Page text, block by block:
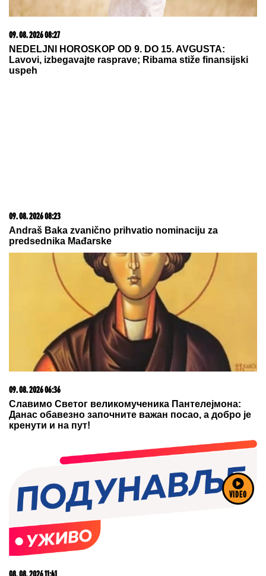
VIDEO
09. 08. 2026 08:27
NEDELJNI HOROSKOP OD 9. DO 15. AVGUSTA:
Lavovi, izbegavajte rasprave; Ribama stiže finansijski
uspeh
09. 08. 2026 08:23
Andraš Baka zvanično prihvatio nominaciju za
predsednika Mađarske
09. 08. 2026 06:36
Славимо Светог великомученика Пантелејмона:
Данас обавезно започните важан посао, а добро је
кренути и на пут!